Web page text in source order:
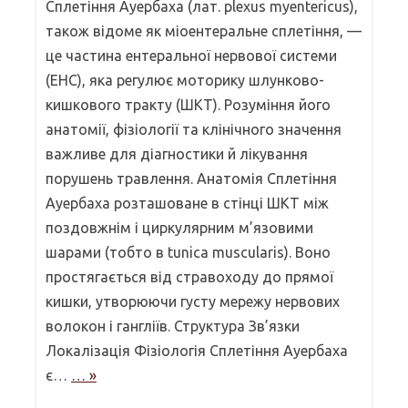
Сплетіння Ауербаха (лат. plexus myentericus),
також відоме як міоентеральне сплетіння, —
це частина ентеральної нервової системи
(ЕНС), яка регулює моторику шлунково-
кишкового тракту (ШКТ). Розуміння його
анатомії, фізіології та клінічного значення
важливе для діагностики й лікування
порушень травлення. Анатомія Сплетіння
Ауербаха розташоване в стінці ШКТ між
поздовжнім і циркулярним м’язовими
шарами (тобто в tunica muscularis). Воно
простягається від стравоходу до прямої
кишки, утворюючи густу мережу нервових
волокон і гангліїв. Структура Зв’язки
Локалізація Фізіологія Сплетіння Ауербаха
є… … »